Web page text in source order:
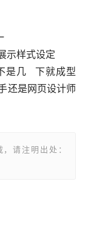
示样式设定
是几   下就成型
还是网页设计师
请注明出处：